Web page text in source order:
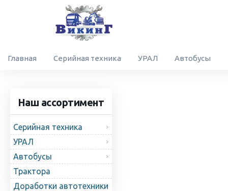
Главная Серийная техника УРАЛ Автобусы
Наш ассортимент
Серийная техника
УРАЛ
Автобусы
Трактора
Доработки автотехники